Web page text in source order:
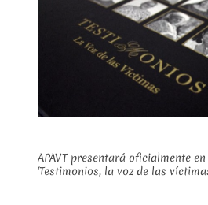
APAVT presentará oficialmente
‘Testimonios, la voz de las